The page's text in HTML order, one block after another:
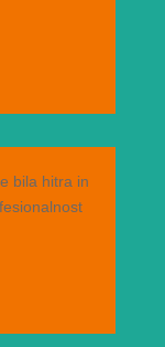
bila hitra in